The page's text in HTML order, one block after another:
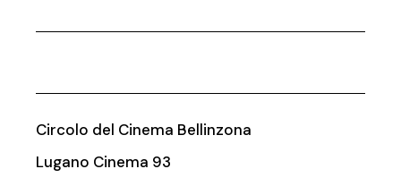
Circolo del Cinema Bellinzona
Lugano Cinema 93